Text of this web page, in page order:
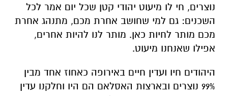
נוצרים, חי לו מיעוט יהודי קטן שכל יום אמר לכל
השכנים: גם למי שחושב אחרת מכם, מתנהג אחרת
מכם מותר לחיות כאן. מותר לנו להיות אחרים,
אפילו שאנחנו מיעוט.
היהודים חיו ועדין חיים באירופה כאחוז אחד מבין
99% נוצרים ובארצות האסלאם הם היו וחלקנו עדין